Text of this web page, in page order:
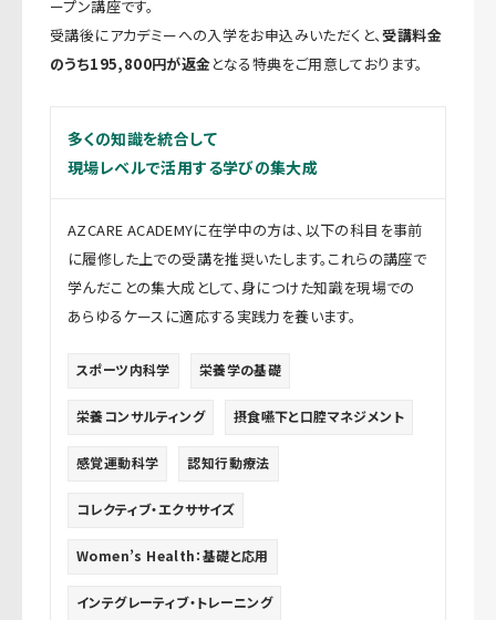
ープン講座です。
受講後にアカデミーへの入学をお申込みいただくと、受講料金
のうち195,800円が返金となる特典をご用意しております。
多くの知識を統合して
現場レベルで活用する学びの集大成
AZCARE ACADEMYに在学中の方は、以下の科目を事前
に履修した上での受講を推奨いたします。これらの講座で
学んだことの集大成として、身につけた知識を現場での
あらゆるケースに適応する実践力を養います。
スポーツ内科学 栄養学の基礎
栄養コンサルティング 摂食嚥下と口腔マネジメント
感覚運動科学 認知行動療法
コレクティブ・エクササイズ
Women’s Health：基礎と応用
インテグレーティブ・トレーニング